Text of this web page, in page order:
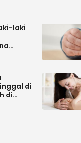
laki
di
di